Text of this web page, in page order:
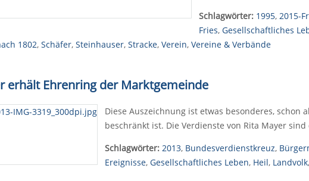
Schlagwörter: 1995, 2015-
Fries, Gesellschaftliches
1802, Schäfer, Steinhauser, Stracke, Verein, Vereine & Verbände
erhält Ehrenring der Marktgemeinde
Diese Auszeichnung ist etwas besonderes,
beschränkt ist. Die Verdienste von Rita Mayer
Schlagwörter: 2013, Bundesverdienstkreuz,
Ereignisse, Gesellschaftliches Leben, Heil, Landvolk,